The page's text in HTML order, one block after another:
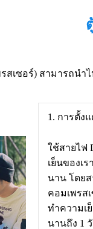
รสเซอร์) สามารถน
1. การตั้ง
ใช้สายไฟ
เย็นของเ
นาน โดยส
คอมเพรส
ทำความเ
นานถึง 1